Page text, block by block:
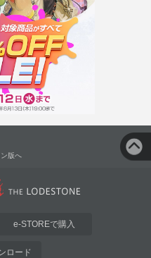
版へ
e-STOREで購入
ロード